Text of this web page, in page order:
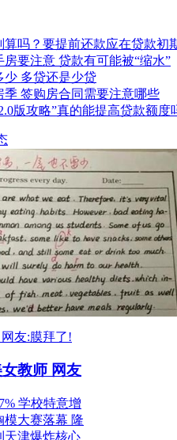
算吗？要提前还款应在贷款初
房要注意 贷款有可能被“缩水”
少 多贷还是少贷
季 签购房合同需要注意哪些
版攻略”真的能提高贷款额度
友:膜拜了!
教师 网友
学校特意增
模大赛落幕 隆
天津爆炸核心